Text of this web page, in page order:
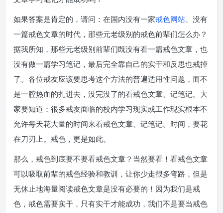
如果答案是肯定的，请问：在国内没有一家戒色网站、没有
一篇戒色文章的时代，那些元老级别的戒色前辈们怎么办？
据我所知，那些元老级别前辈们既没有看一篇戒色文章，也
没有做一篇学习笔记，最后完全靠自己的实干和反思也戒掉
了。各位戒友应该要思考这个方法的普遍适用性问题，而不
是一腔热血的扎进去，没完没了的看戒色文章、记笔记。大
家要知道：很多戒友面临的校内学习现实或工作现实根本不
允许每天花大量的时间来看戒色文章、记笔记。时间，要花
在刀刃上。戒色，更是如此。
那么，戒色到底要不要看戒色文章？当然要看！看戒色文章
可以吸取前辈的戒色经验和教训，让你少走很多弯路，但是
无休止地海量阅读戒色文章是没有必要的！因为我们是戒
色，戒色需要实干，只有实干才能成功，我们不是要当戒色